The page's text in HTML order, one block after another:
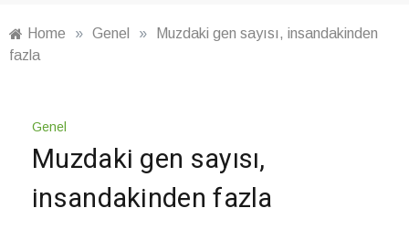
Home » Genel »
Muzdaki gen sayısı, insandakinden
fazla
Genel
Muzdaki gen sayısı,
insandakinden fazla